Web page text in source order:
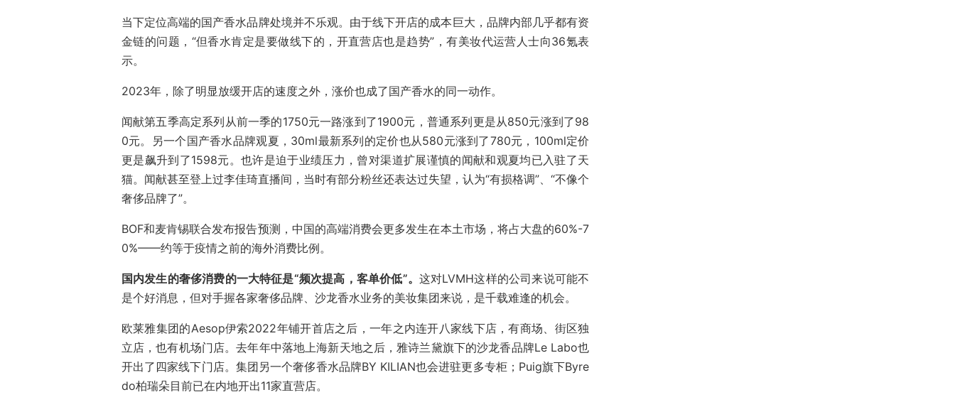
当下定位高端的国产香水品牌处境并不乐观。由于线下开店的成本巨大，品牌内部几乎都有资
金链的问题，“但香水肯定是要做线下的，开直营店也是趋势”，有美妆代运营人士向36氪表
示。
2023年，除了明显放缓开店的速度之外，涨价也成了国产香水的同一动作。
闻献第五季高定系列从前一季的1750元一路涨到了1900元，普通系列更是从850元涨到了98
0元。另一个国产香水品牌观夏，30ml最新系列的定价也从580元涨到了780元，100ml定价
更是飙升到了1598元。也许是迫于业绩压力，曾对渠道扩展谨慎的闻献和观夏均已入驻了天
猫。闻献甚至登上过李佳琦直播间，当时有部分粉丝还表达过失望，认为“有损格调”、“不像个
奢侈品牌了”。
BOF和麦肯锡联合发布报告预测，中国的高端消费会更多发生在本土市场，将占大盘的60%-7
0%——约等于疫情之前的海外消费比例。
国内发生的奢侈消费的一大特征是“频次提高，客单价低”。 这对LVMH这样的公司来说可能不
是个好消息，但对手握各家奢侈品牌、沙龙香水业务的美妆集团来说，是千载难逢的机会。
欧莱雅集团的Aesop伊索2022年铺开首店之后，一年之内连开八家线下店，有商场、街区独
立店，也有机场门店。去年年中落地上海新天地之后，雅诗兰黛旗下的沙龙香品牌Le Labo也
开出了四家线下门店。集团另一个奢侈香水品牌BY KILIAN也会进驻更多专柜；Puig旗下Byre
do柏瑞朵目前已在内地开出11家直营店。